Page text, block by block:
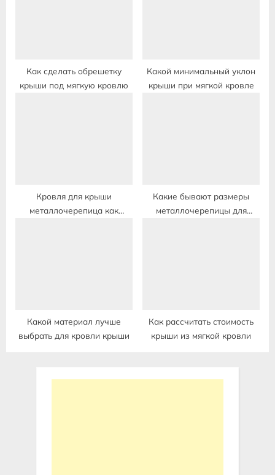
Как сделать обрешетку
крыши под мягкую кровлю
Какой минимальный уклон
крыши при мягкой кровле
Кровля для крыши
металлочерепица как
Какие бывают размеры
металлочерепицы для
Какой материал лучше
выбрать для кровли крыши
Как рассчитать стоимость
крыши из мягкой кровли